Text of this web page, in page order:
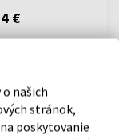
€
našich
stránok,
poskytovanie